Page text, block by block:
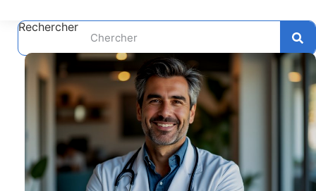
Rechercher